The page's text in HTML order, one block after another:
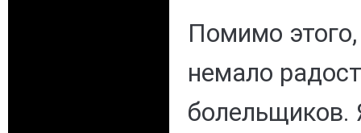
Помимо
немало
болельщиков.